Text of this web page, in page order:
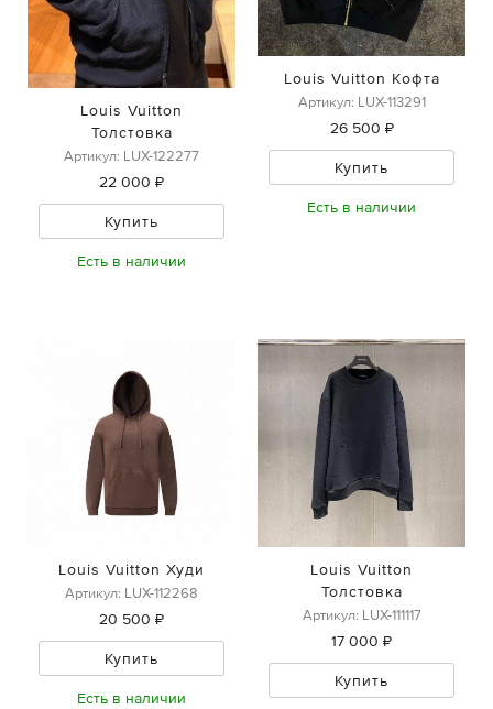
Louis Vuitton
Толстовка
Артикул: LUX-122277
22 000 ₽
Купить
Есть в наличии
Louis Vuitton Кофта
Артикул: LUX-113291
26 500 ₽
Купить
Есть в наличии
Louis Vuitton Худи
Артикул: LUX-112268
20 500 ₽
Купить
Есть в наличии
Louis Vuitton
Толстовка
Артикул: LUX-111117
17 000 ₽
Купить